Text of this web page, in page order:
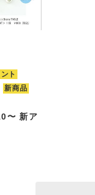
ト
新商品
〜 新ア